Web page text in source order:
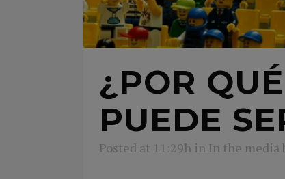
¿POR
PUEDE
Posted at 11:29h in In the media